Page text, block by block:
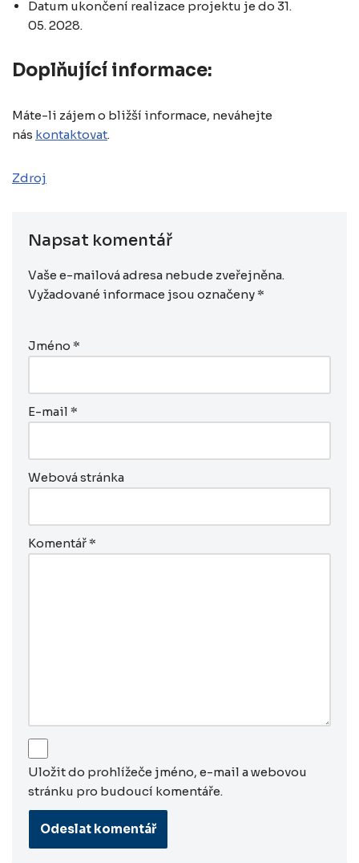
Datum ukončení realizace projektu je do 31.
05. 2028.
Doplňující informace:
Máte-li zájem o bližší informace, neváhejte
nás kontaktovat.
Zdroj
Napsat komentář
Vaše e-mailová adresa nebude zveřejněna.
Vyžadované informace jsou označeny *
Jméno *
E-mail *
Webová stránka
Komentář *
Uložit do prohlížeče jméno, e-mail a webovou
stránku pro budoucí komentáře.